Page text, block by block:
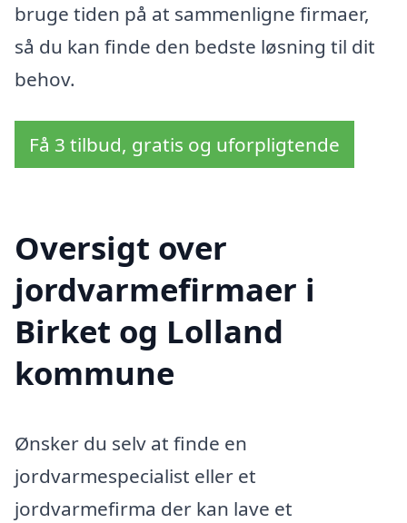
bruge tiden på at sammenligne firmaer,
så du kan finde den bedste løsning til dit
behov.
Få 3 tilbud, gratis og uforpligtende
Oversigt over
jordvarmefirmaer i
Birket og Lolland
kommune
Ønsker du selv at finde en
jordvarmespecialist eller et
jordvarmefirma der kan lave et